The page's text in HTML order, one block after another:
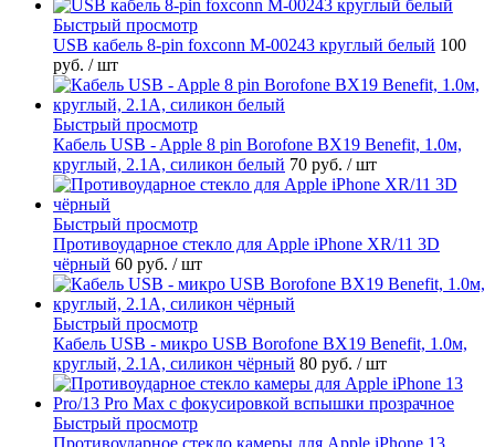
Быстрый просмотр
USB кабель 8-pin foxconn M-00243 круглый белый 100
руб. / шт
Быстрый просмотр
Кабель USB - Apple 8 pin Borofone BX19 Benefit, 1.0м,
круглый, 2.1A, силикон белый 70 руб. / шт
Быстрый просмотр
Противоударное стекло для Apple iPhone XR/11 3D
чёрный 60 руб. / шт
Быстрый просмотр
Кабель USB - микро USB Borofone BX19 Benefit, 1.0м,
круглый, 2.1A, силикон чёрный 80 руб. / шт
Быстрый просмотр
Противоударное стекло камеры для Apple iPhone 13